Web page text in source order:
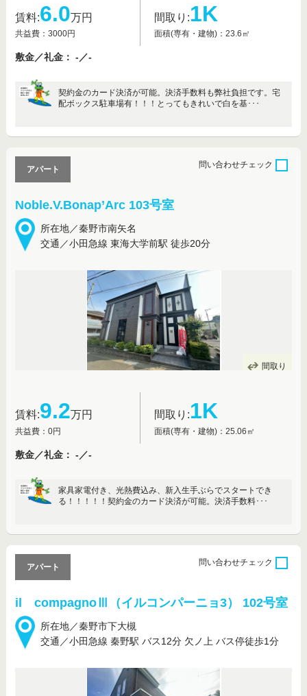
賃料:6.0万円
共益費：3000円
間取り:1K
面積(専有・建物)：23.6㎡
敷金／礼金： -／-
契約金のカード決済が可能。決済手数料も弊社負担です。宅
配ボックス駐車場有！！！とってもきれいで白を基･･･
Noble.V.Bonap’Arc 103号室
所在地／秦野市南矢名
交通／小田急線 東海大学前駅 徒歩20分
アパート
問い合わせチェック
間取り
賃料:9.2万円
共益費：0円
間取り:1K
面積(専有・建物)：25.06㎡
敷金／礼金： -／-
家具家電付き、光熱費込み、新入生手ぶらでスタートでき
る！！！！！契約金のカード決済が可能。決済手数料･･･
il compagnoⅢ（イルコンパーニョ3） 102号室
所在地／秦野市下大槻
交通／小田急線 秦野駅 バス12分 欠ノ上 バス停徒歩1分
アパート
問い合わせチェック